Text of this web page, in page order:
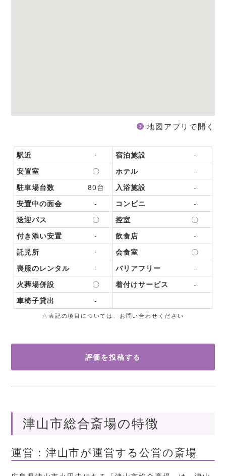
地図アプリで開く
駅近 - 宿泊施設
-
安置室
〇 ホテル
-
駐車場台数
80台 入浴施設
-
安置中の面会
- コンビニ
-
送迎バス
〇 控室
〇
付き添い安置
- 飲食店
-
託児所
- 会食室
〇
喪服のレンタル
- バリアフリー
-
火葬場併設
〇 着付けサービス
-
車椅子貸出
-
△表記の項目については、お問い合わせください
評価を投稿する
津山市総合斎場の特徴
運営：津山市が運営する公営の斎場